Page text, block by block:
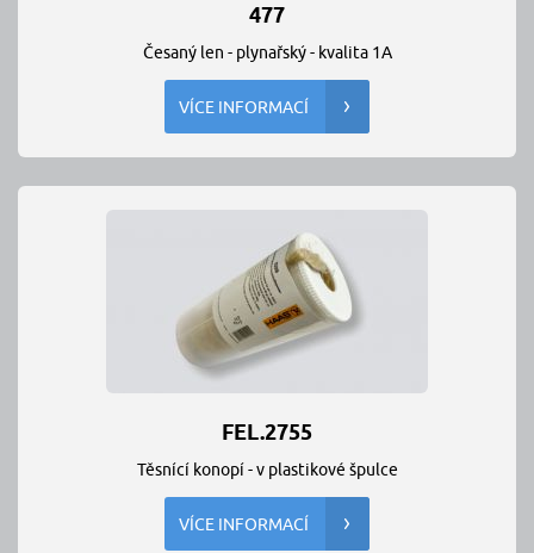
477
Česaný len - plynařský - kvalita 1A
VÍCE INFORMACÍ
FEL.2755
Těsnící konopí - v plastikové špulce
VÍCE INFORMACÍ